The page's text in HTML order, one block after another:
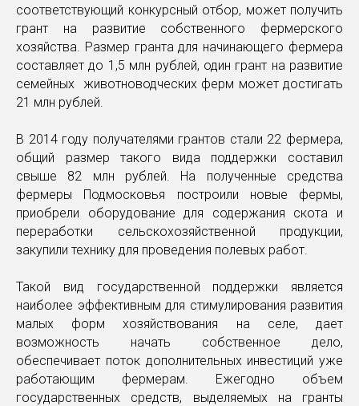
соответствующий конкурсный отбор, может получить
грант на развитие собственного фермерского
хозяйства. Размер гранта для начинающего фермера
составляет до 1,5 млн рублей, один грант на развитие
семейных животноводческих ферм может достигать
21 млн рублей.
В 2014 году получателями грантов стали 22 фермера,
общий размер такого вида поддержки составил
свыше 82 млн рублей. На полученные средства
фермеры Подмосковья построили новые фермы,
приобрели оборудование для содержания скота и
переработки сельскохозяйственной продукции,
закупили технику для проведения полевых работ.
Такой вид государственной поддержки является
наиболее эффективным для стимулирования развития
малых форм хозяйствования на селе, дает
возможность начать собственное дело,
обеспечивает поток дополнительных инвестиций уже
работающим фермерам. Ежегодно объем
государственных средств, выделяемых на гранты